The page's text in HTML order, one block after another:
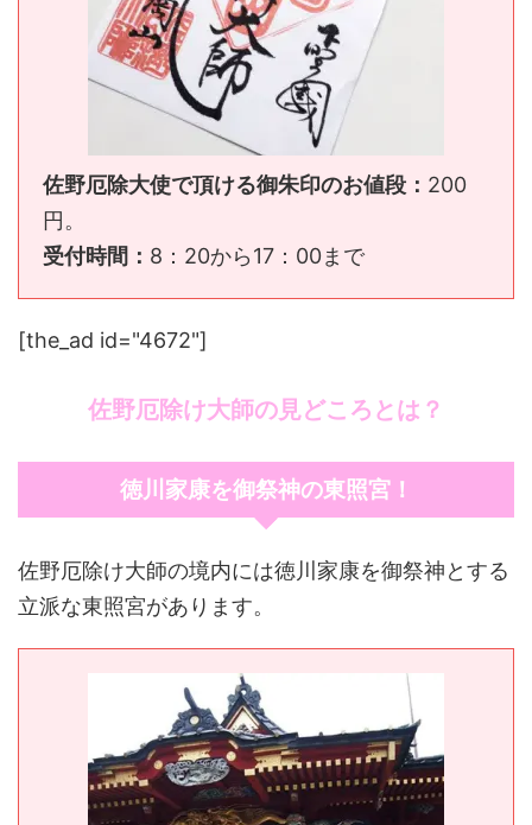
佐野厄除大使で頂ける御朱印のお値段： 200
円。
受付時間： 8：20から17：00まで
[the_ad id="4672"]
佐野厄除け大師の見どころとは？
徳川家康を御祭神の東照宮！
佐野厄除け大師の境内には徳川家康を御祭神とする
立派な東照宮があります。